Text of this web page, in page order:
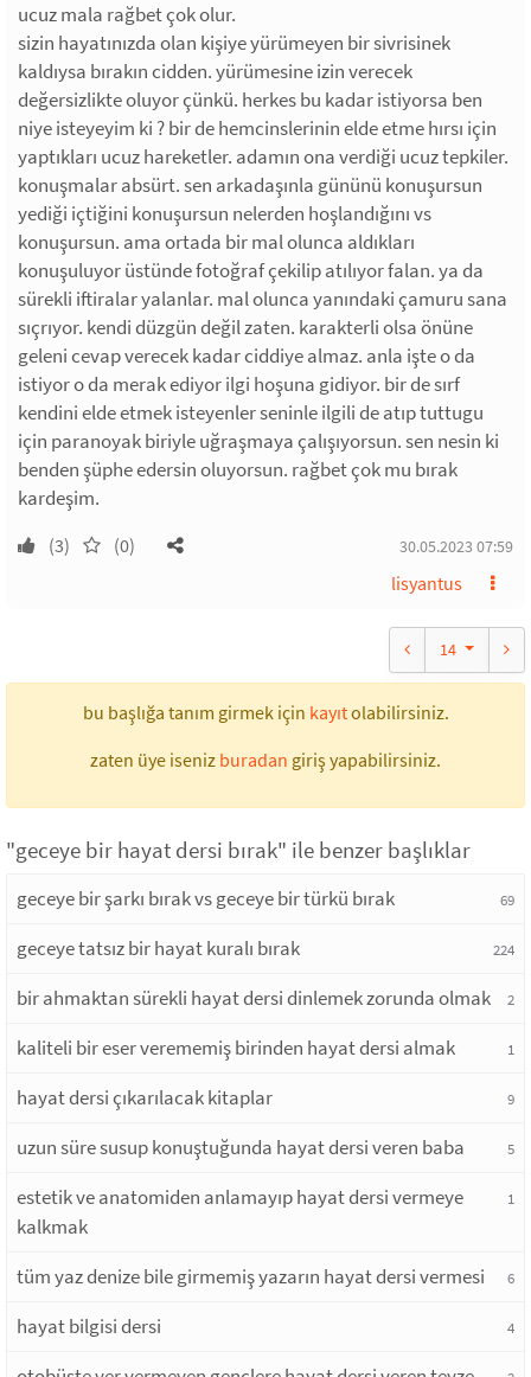
ucuz mala rağbet çok olur.
sizin hayatınızda olan kişiye yürümeyen bir sivrisinek
kaldıysa bırakın cidden. yürümesine izin verecek
değersizlikte oluyor çünkü. herkes bu kadar istiyorsa ben
niye isteyeyim ki ? bir de hemcinslerinin elde etme hırsı için
yaptıkları ucuz hareketler. adamın ona verdiği ucuz tepkiler.
konuşmalar absürt. sen arkadaşınla gününü konuşursun
yediği içtiğini konuşursun nelerden hoşlandığını vs
konuşursun. ama ortada bir mal olunca aldıkları
konuşuluyor üstünde fotoğraf çekilip atılıyor falan. ya da
sürekli iftiralar yalanlar. mal olunca yanındaki çamuru sana
sıçrıyor. kendi düzgün değil zaten. karakterli olsa önüne
geleni cevap verecek kadar ciddiye almaz. anla işte o da
istiyor o da merak ediyor ilgi hoşuna gidiyor. bir de sırf
kendini elde etmek isteyenler seninle ilgili de atıp tuttugu
için paranoyak biriyle uğraşmaya çalışıyorsun. sen nesin ki
benden şüphe edersin oluyorsun. rağbet çok mu bırak
kardeşim.
(3) (0) 30.05.2023 07:59
lisyantus
14
bu başlığa tanım girmek için kayıtolabilirsiniz.
zaten üye iseniz buradan giriş yapabilirsiniz.
"geceye bir hayat dersi bırak" ile benzer başlıklar
geceye bir şarkı bırak vs geceye bir türkü bırak 69
geceye tatsız bir hayat kuralı bırak 224
bir ahmaktan sürekli hayat dersi dinlemek zorunda olmak 2
kaliteli bir eser verememiş birinden hayat dersi almak 1
hayat dersi çıkarılacak kitaplar 9
uzun süre susup konuştuğunda hayat dersi veren baba 5
estetik ve anatomiden anlamayıp hayat dersi vermeye
kalkmak
1
tüm yaz denize bile girmemiş yazarın hayat dersi vermesi 6
hayat bilgisi dersi 4